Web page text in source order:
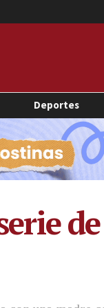
Deportes
de